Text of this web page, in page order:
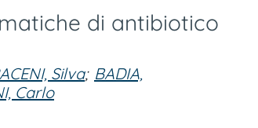
di antibiotico
Silva; BADIA,
Carlo